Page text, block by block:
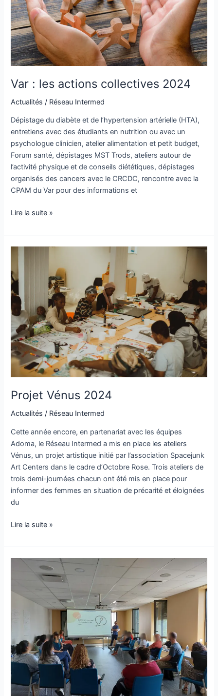
Var : les actions collectives 2024
Actualités / Réseau Intermed
Dépistage du diabète et de l’hypertension artérielle (HTA),
entretiens avec des étudiants en nutrition ou avec un
psychologue clinicien, atelier alimentation et petit budget,
Forum santé, dépistages MST Trods, ateliers autour de
l’activité physique et de conseils diététiques, dépistages
organisés des cancers avec le CRCDC, rencontre avec la
CPAM du Var pour des informations et
Lire la suite »
Projet Vénus 2024
Actualités / Réseau Intermed
Cette année encore, en partenariat avec les équipes
Adoma, le Réseau Intermed a mis en place les ateliers
Vénus, un projet artistique initié par l’association Spacejunk
Art Centers dans le cadre d’Octobre Rose. Trois ateliers de
trois demi-journées chacun ont été mis en place pour
informer des femmes en situation de précarité et éloignées
du
2024
Lire la suite »
Sensibilisation